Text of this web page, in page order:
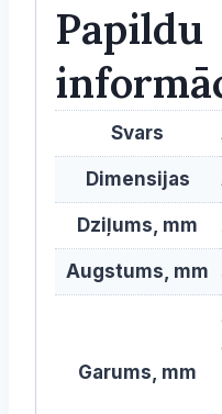
dziļums
daudzums
Papildu
Svars
Dimensijas
Dziļums, mm
Augstums, mm
Garums, mm